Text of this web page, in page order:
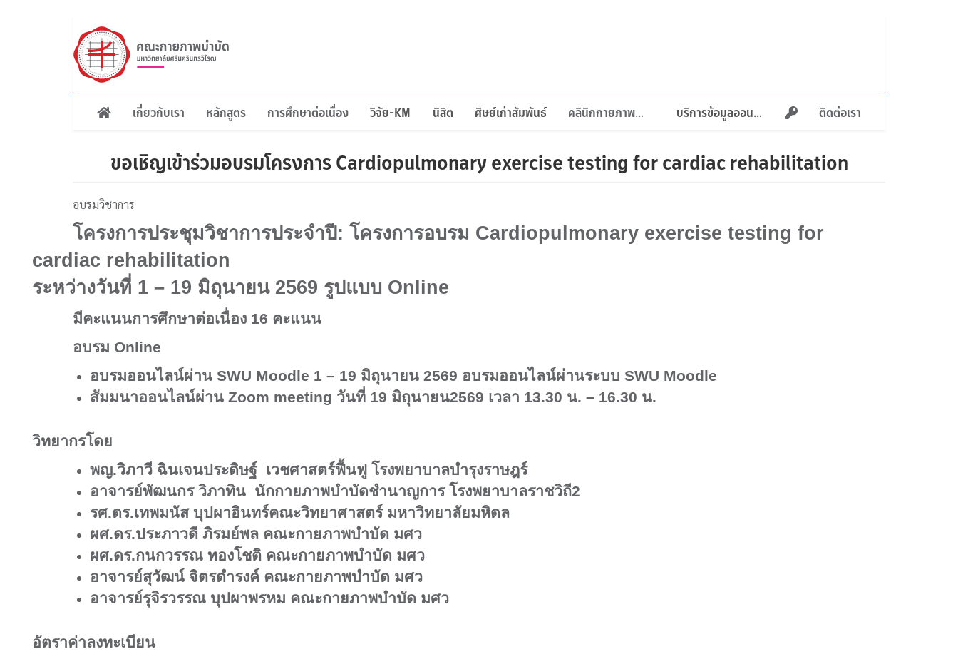
navigation
เกี่ยวกับเรา หลักสูตร การศึกษาต่อเนื่อง วิจัย-KM นิสิต ศิษย์เก่าสัมพันธ์ คลินิกกายภาพบำบัด บริการข้อมูลออนไลน์ ติดต่อเรา
ขอเชิญเข้าร่วมอบรมโครงการ Cardiopulmonary exercise testing for cardiac rehabilitation
อบรมวิชาการ
โครงการประชุมวิชาการประจำปี: โครงการอบรม Cardiopulmonary exercise testing for
cardiac rehabilitation
ระหว่างวันที่ 1 – 19 มิถุนายน2569 รูปแบบ Online
มีคะแนนการศึกษาต่อเนื่อง 16 คะแนน
อบรม Online
อบรมออนไลน์ผ่าน SWU Moodle 1 – 19 มิถุนายน 2569 อบรมออนไลน์ผ่านระบบ SWU Moodle
สัมมนาออนไลน์ผ่าน Zoom meeting วันที่ 19 มิถุนายน2569 เวลา 13.30 น. – 16.30 น.
วิทยากรโดย
พญ.วิภาวี ฉินเจนประดิษฐ์ เวชศาสตร์ฟื้นฟู โรงพยาบาลบำรุงราษฎร์
อาจารย์พัฒนกร วิภาทิน นักกายภาพบำบัดชำนาญการ โรงพยาบาลราชวิถี2
รศ.ดร.เทพมนัส บุปผาอินทร์คณะวิทยาศาสตร์ มหาวิทยาลัยมหิดล
ผศ.ดร.ประภาวดี ภิรมย์พล คณะกายภาพบำบัด มศว
ผศ.ดร.กนกวรรณ ทองโชติ คณะกายภาพบำบัด มศว
อาจารย์สุวัฒน์ จิตรดำรงค์ คณะกายภาพบำบัด มศว
อาจารย์รุจิรวรรณ บุปผาพรหม คณะกายภาพบำบัด มศว
อัตราค่าลงทะเบียน